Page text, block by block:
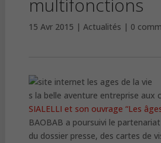
multifonctions
15 Avr 2015 Actualités 0
s la belle aventure entreprise aux
SIALELLI et son ouvrage “Les
BAOBAB a poursuivi le
du dossier presse, des cartes de